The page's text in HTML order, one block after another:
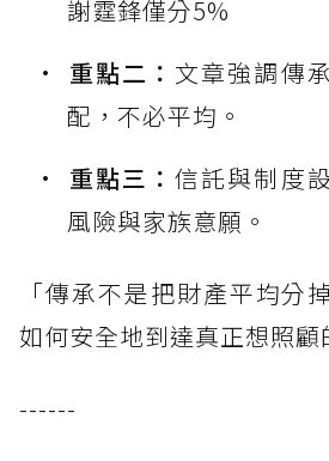
謝霆鋒僅分5%
重點二： 文章強調傳
配，不必平均。
重點三：信託與制度
風險與家族意願。
「傳承不是把財產平均分
如何安全地到達真正想照顧
------